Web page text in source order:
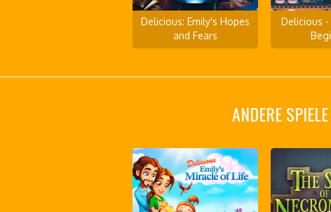
Delicious: Emily's Hopes
and Fears
Delicious -
ANDERE